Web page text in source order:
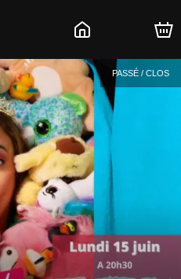
PASSÉ / CLOS